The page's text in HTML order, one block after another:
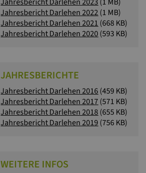
Jahresbericht Darlehen 2022(1 MB)
Jahresbericht Darlehen 2021 (668 KB)
Jahresbericht Darlehen 2020(593 KB)
JAHRESBERICHTE
Jahresbericht Darlehen 2016(459 KB)
Jahresbericht Darlehen 2017(571 KB)
Jahresbericht Darlehen 2018(655 KB)
Jahresbericht Darlehen 2019 (756 KB)
WEITERE INFOS